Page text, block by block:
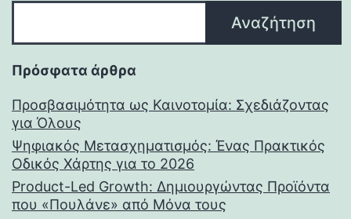
Αναζήτηση
Πρόσφατα άρθρα
Προσβασιμότητα ως Καινοτομία: Σχεδιάζοντας
για Όλους
Ψηφιακός Μετασχηματισμός: Ένας Πρακτικός
Οδικός Χάρτης για το 2026
Product-Led Growth: Δημιουργώντας Προϊόντα
που «Πουλάνε» από Μόνα τους